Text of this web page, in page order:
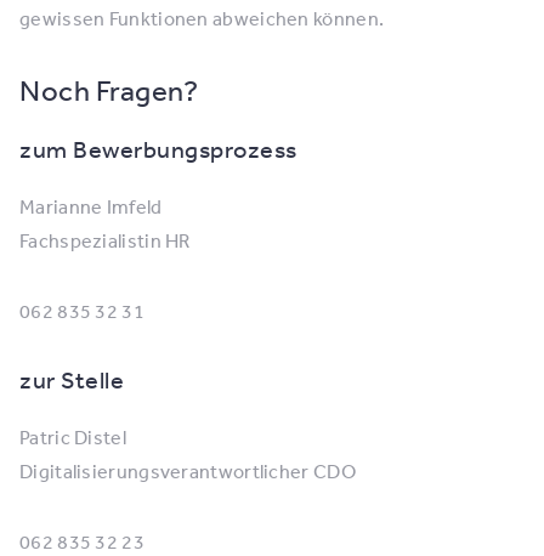
gewissen Funktionen abweichen können.
Noch Fragen?
zum Bewerbungsprozess
Marianne Imfeld
Fachspezialistin HR
062 835 32 31
zur Stelle
Patric Distel
Digitalisierungsverantwortlicher CDO
062 835 32 23